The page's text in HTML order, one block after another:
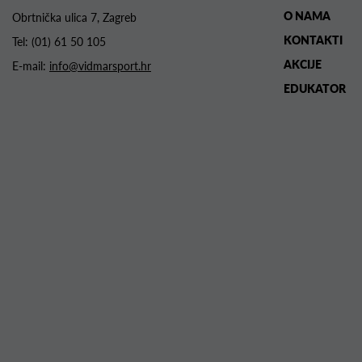
Obrtnička ulica 7, Zagreb
Tel: (01) 61 50 105
E-mail: info@vidmarsport.hr
O NAMA
KONTAKTI
AKCIJE
EDUKATOR